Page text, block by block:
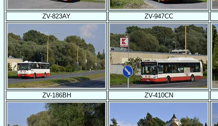
ZV-823AY ZV-947CC
ZV-186BH ZV-410CN